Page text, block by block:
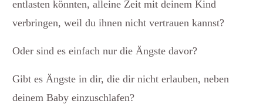
entlasten könnten, alleine Zeit mit deinem Kind
verbringen, weil du ihnen nicht vertrauen kannst?
Oder sind es einfach nur die Ängste davor?
Gibt es Ängste in dir, die dir nicht erlauben, neben
deinem Baby einzuschlafen?